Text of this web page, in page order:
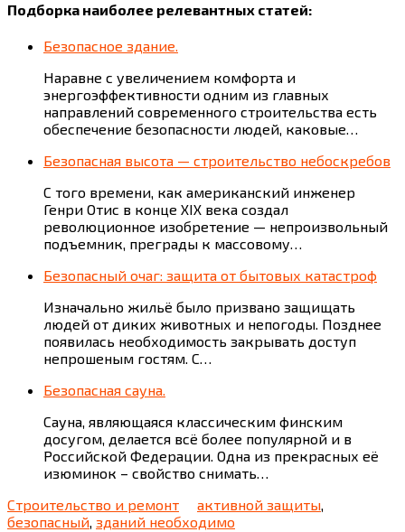
Подборка наиболее релевантных статей:
Безопасное здание.
Наравне с увеличением комфорта и
энергоэффективности одним из главных
направлений современного строительства есть
обеспечение безопасности людей, каковые…
Безопасная высота — строительство небоскребов
С того времени, как американский инженер
Генри Отис в конце XIX века создал
революционное изобретение — непроизвольный
подъемник, преграды к массовому…
Безопасный очаг: защита от бытовых катастроф
Изначально жильё было призвано защищать
людей от диких животных и непогоды. Позднее
появилась необходимость закрывать доступ
непрошеным гостям. С…
Безопасная сауна.
Сауна, являющаяся классическим финским
досугом, делается всё более популярной и в
Российской Федерации. Одна из прекрасных её
изюминок – свойство снимать…
Строительство и ремонт
активной защиты,
безопасный, зданий необходимо